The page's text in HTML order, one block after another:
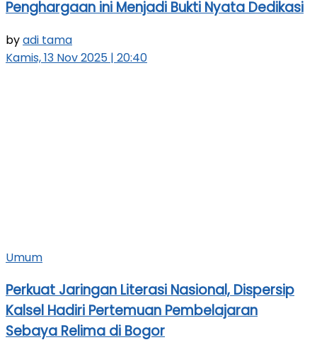
Penghargaan ini Menjadi Bukti Nyata Dedikasi
byadi tama
Kamis, 13 Nov 2025 | 20:40
Umum
Perkuat Jaringan Literasi Nasional, Dispersip
Kalsel Hadiri Pertemuan Pembelajaran
Sebaya Relima di Bogor